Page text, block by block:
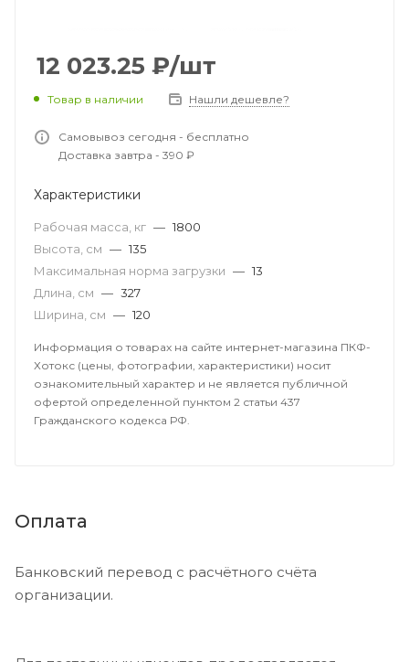
12 023.25 ₽/шт
Товар в наличии Нашли дешевле?
Самовывоз сегодня - бесплатно
Доставка завтра - 390 ₽
Характеристики
Рабочая масса, кг — 1800
Высота, см — 135
Максимальная норма загрузки — 13
Длина, см — 327
Ширина, см — 120
Информация о товарах на сайте интернет-магазина ПКФ-
Хотокс (цены, фотографии, характеристики) носит
ознакомительный характер и не является публичной
офертой определенной пунктом 2 статьи 437
Гражданского кодекса РФ.
Оплата
Банковский перевод с расчётного счёта
организации.